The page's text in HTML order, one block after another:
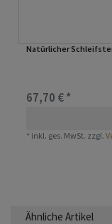
Natürlicher
67,70 € *
* inkl. ges. MwSt. zzgl.
Ähnliche Artikel